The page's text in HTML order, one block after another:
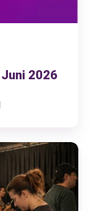
2026